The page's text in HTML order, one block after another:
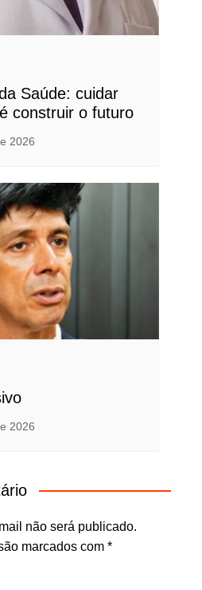
Saúde: cuidar
construir o futuro
2026
2026
não será publicado.
marcados com *